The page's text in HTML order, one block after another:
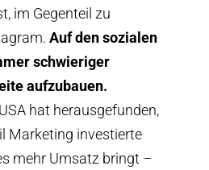
im Gegenteil zu
Auf den sozialen
schwieriger
aufzubauen.
hat herausgefunden,
Marketing investierte
mehr Umsatz bringt –